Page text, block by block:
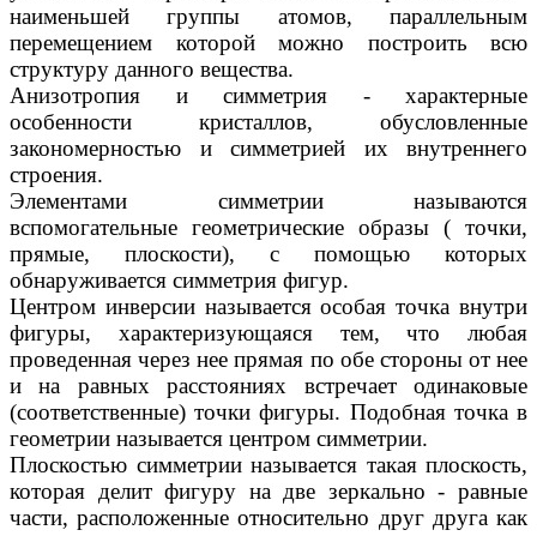
наименьшей группы атомов, параллельным
перемещением которой можно построить всю
структуру данного вещества.
Анизотропия и симметрия - характерные
особенности кристаллов, обусловленные
закономерностью и симметрией их внутреннего
строения.
Элементами симметрии называются
вспомогательные геометрические образы ( точки,
прямые, плоскости), с помощью которых
обнаруживается симметрия фигур.
Центром инверсии называется особая точка внутри
фигуры, характеризующаяся тем, что любая
проведенная через нее прямая по обе стороны от нее
и на равных расстояниях встречает одинаковые
(соответственные) точки фигуры. Подобная точка в
геометрии называется центром симметрии.
Плоскостью симметрии называется такая плоскость,
которая делит фигуру на две зеркально - равные
части, расположенные относительно друг друга как